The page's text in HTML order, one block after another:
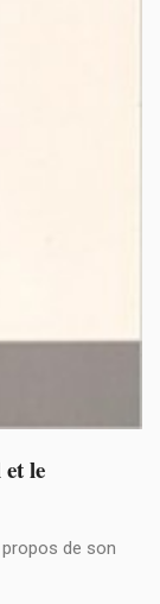
le
de son